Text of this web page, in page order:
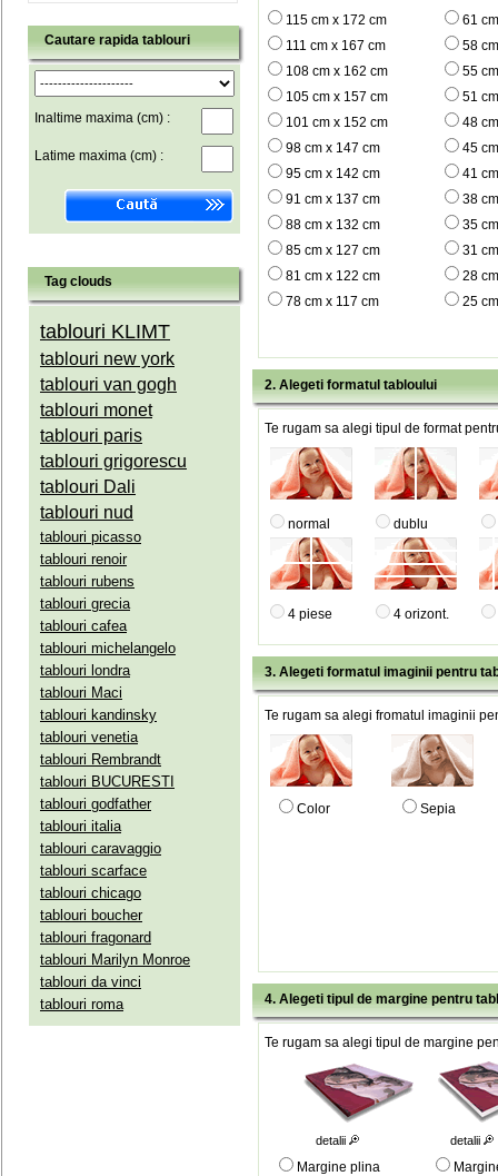
Cautare rapida tablouri
Inaltime maxima (cm) :
Latime maxima (cm) :
Tag clouds
tablouri KLIMT
tablouri new york
tablouri van gogh
tablouri monet
tablouri paris
tablouri grigorescu
tablouri Dali
tablouri nud
tablouri picasso
tablouri renoir
tablouri rubens
tablouri grecia
tablouri cafea
tablouri michelangelo
tablouri londra
tablouri Maci
tablouri kandinsky
tablouri venetia
tablouri Rembrandt
tablouri BUCURESTI
tablouri godfather
tablouri italia
tablouri caravaggio
tablouri scarface
tablouri chicago
tablouri boucher
tablouri fragonard
tablouri Marilyn Monroe
tablouri da vinci
tablouri roma
115 cm x 172 cm
61
111 cm x 167 cm
58
108 cm x 162 cm
55
105 cm x 157 cm
51
101 cm x 152 cm
48
98 cm x 147 cm
45
95 cm x 142 cm
41
91 cm x 137 cm
38
88 cm x 132 cm
35
85 cm x 127 cm
31
81 cm x 122 cm
28
78 cm x 117 cm
25
2. Alegeti formatul tabloului
Te rugam sa alegi tipul de format
normal dublu
4 piese 4 orizont.
3. Alegeti formatul imaginii pentru
Te rugam sa alegi fromatul imaginii
Color Sepia
4. Alegeti tipul de margine pentru
Te rugam sa alegi tipul de margine
detalii detalii
Margine plina